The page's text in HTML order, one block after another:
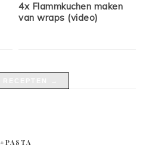
4x Flammkuchen maken
van wraps (video)
#PASTA